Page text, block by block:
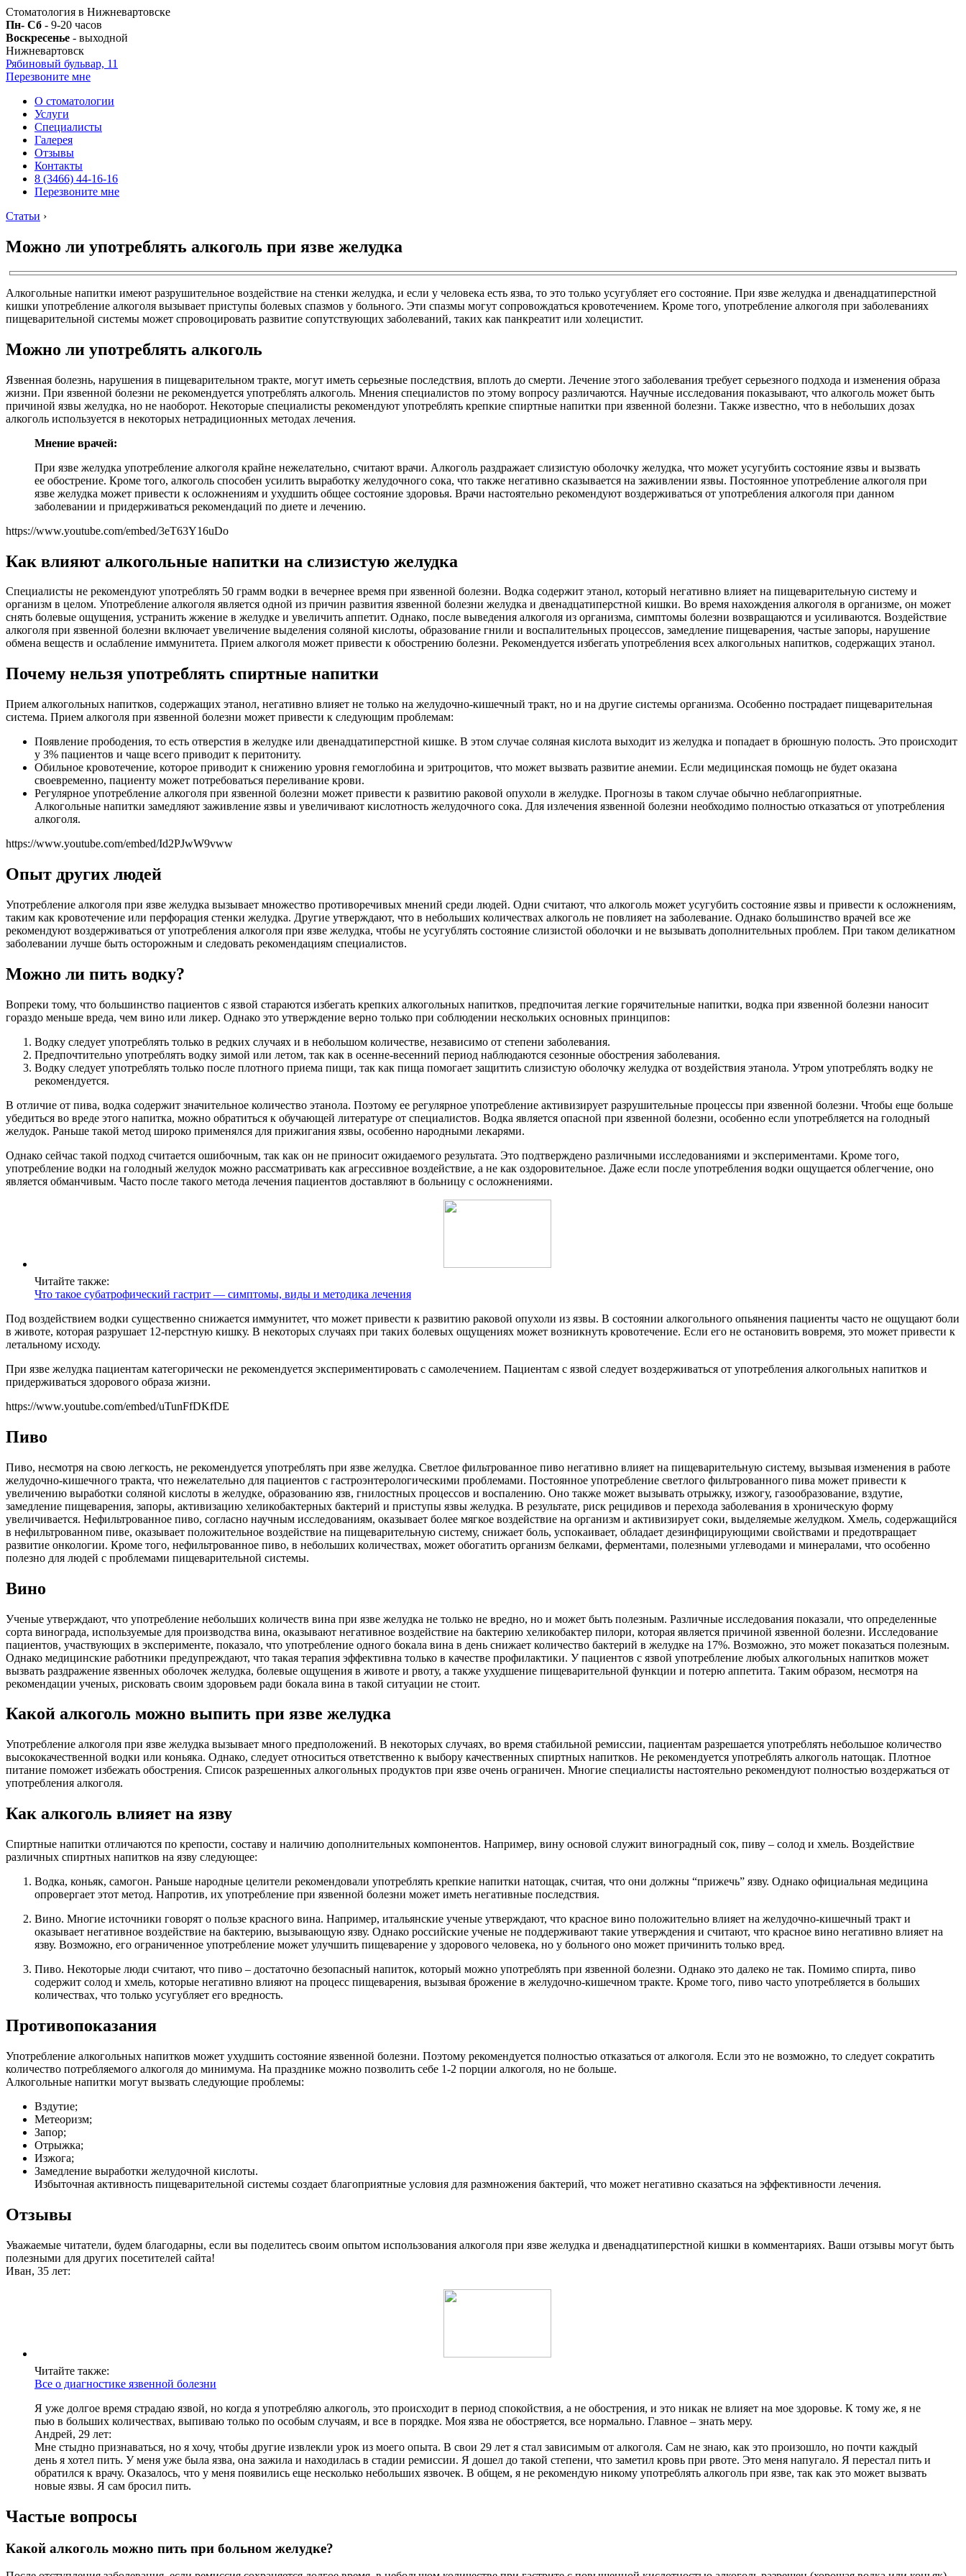
Стоматология в Нижневартовске
Пн- Сб - 9-20 часов
Воскресенье - выходной
Нижневартовск
Рябиновый бульвар, 11
Перезвоните мне
О стоматологии
Услуги
Специалисты
Галерея
Отзывы
Контакты
8 (3466) 44-16-16
Перезвоните мне
Статьи ›
Можно ли употреблять алкоголь при язве желудка
Алкогольные напитки имеют разрушительное воздействие на стенки желудка, и если у человека есть язва, то это только усугубляет его состояние. При язве желудка и двенадцатиперстной
кишки употребление алкоголя вызывает приступы болевых спазмов у больного. Эти спазмы могут сопровождаться кровотечением. Кроме того, употребление алкоголя при заболеваниях
пищеварительной системы может спровоцировать развитие сопутствующих заболеваний, таких как панкреатит или холецистит.
Можно ли употреблять алкоголь
Язвенная болезнь, нарушения в пищеварительном тракте, могут иметь серьезные последствия, вплоть до смерти. Лечение этого заболевания требует серьезного подхода и изменения образа
жизни. При язвенной болезни не рекомендуется употреблять алкоголь. Мнения специалистов по этому вопросу различаются. Научные исследования показывают, что алкоголь может быть
причиной язвы желудка, но не наоборот. Некоторые специалисты рекомендуют употреблять крепкие спиртные напитки при язвенной болезни. Также известно, что в небольших дозах
алкоголь используется в некоторых нетрадиционных методах лечения.
Мнение врачей:
При язве желудка употребление алкоголя крайне нежелательно, считают врачи. Алкоголь раздражает слизистую оболочку желудка, что может усугубить состояние язвы и вызвать
ее обострение. Кроме того, алкоголь способен усилить выработку желудочного сока, что также негативно сказывается на заживлении язвы. Постоянное употребление алкоголя при
язве желудка может привести к осложнениям и ухудшить общее состояние здоровья. Врачи настоятельно рекомендуют воздерживаться от употребления алкоголя при данном
заболевании и придерживаться рекомендаций по диете и лечению.
https://www.youtube.com/embed/3eT63Y16uDo
Как влияют алкогольные напитки на слизистую желудка
Специалисты не рекомендуют употреблять 50 грамм водки в вечернее время при язвенной болезни. Водка содержит этанол, который негативно влияет на пищеварительную систему и
организм в целом. Употребление алкоголя является одной из причин развития язвенной болезни желудка и двенадцатиперстной кишки. Во время нахождения алкоголя в организме, он может
снять болевые ощущения, устранить жжение в желудке и увеличить аппетит. Однако, после выведения алкоголя из организма, симптомы болезни возвращаются и усиливаются. Воздействие
алкоголя при язвенной болезни включает увеличение выделения соляной кислоты, образование гнили и воспалительных процессов, замедление пищеварения, частые запоры, нарушение
обмена веществ и ослабление иммунитета. Прием алкоголя может привести к обострению болезни. Рекомендуется избегать употребления всех алкогольных напитков, содержащих этанол.
Почему нельзя употреблять спиртные напитки
Прием алкогольных напитков, содержащих этанол, негативно влияет не только на желудочно-кишечный тракт, но и на другие системы организма. Особенно пострадает пищеварительная
система. Прием алкоголя при язвенной болезни может привести к следующим проблемам:
Появление прободения, то есть отверстия в желудке или двенадцатиперстной кишке. В этом случае соляная кислота выходит из желудка и попадает в брюшную полость. Это происходит
у 3% пациентов и чаще всего приводит к перитониту.
Обильное кровотечение, которое приводит к снижению уровня гемоглобина и эритроцитов, что может вызвать развитие анемии. Если медицинская помощь не будет оказана
своевременно, пациенту может потребоваться переливание крови.
Регулярное употребление алкоголя при язвенной болезни может привести к развитию раковой опухоли в желудке. Прогнозы в таком случае обычно неблагоприятные.
Алкогольные напитки замедляют заживление язвы и увеличивают кислотность желудочного сока. Для излечения язвенной болезни необходимо полностью отказаться от употребления
алкоголя.
https://www.youtube.com/embed/Id2PJwW9vww
Опыт других людей
Употребление алкоголя при язве желудка вызывает множество противоречивых мнений среди людей. Одни считают, что алкоголь может усугубить состояние язвы и привести к осложнениям,
таким как кровотечение или перфорация стенки желудка. Другие утверждают, что в небольших количествах алкоголь не повлияет на заболевание. Однако большинство врачей все же
рекомендуют воздерживаться от употребления алкоголя при язве желудка, чтобы не усугублять состояние слизистой оболочки и не вызывать дополнительных проблем. При таком деликатном
заболевании лучше быть осторожным и следовать рекомендациям специалистов.
Можно ли пить водку?
Вопреки тому, что большинство пациентов с язвой стараются избегать крепких алкогольных напитков, предпочитая легкие горячительные напитки, водка при язвенной болезни наносит
гораздо меньше вреда, чем вино или ликер. Однако это утверждение верно только при соблюдении нескольких основных принципов:
Водку следует употреблять только в редких случаях и в небольшом количестве, независимо от степени заболевания.
Предпочтительно употреблять водку зимой или летом, так как в осенне-весенний период наблюдаются сезонные обострения заболевания.
Водку следует употреблять только после плотного приема пищи, так как пища помогает защитить слизистую оболочку желудка от воздействия этанола. Утром употреблять водку не
рекомендуется.
В отличие от пива, водка содержит значительное количество этанола. Поэтому ее регулярное употребление активизирует разрушительные процессы при язвенной болезни. Чтобы еще больше
убедиться во вреде этого напитка, можно обратиться к обучающей литературе от специалистов. Водка является опасной при язвенной болезни, особенно если употребляется на голодный
желудок. Раньше такой метод широко применялся для прижигания язвы, особенно народными лекарями.
Однако сейчас такой подход считается ошибочным, так как он не приносит ожидаемого результата. Это подтверждено различными исследованиями и экспериментами. Кроме того,
употребление водки на голодный желудок можно рассматривать как агрессивное воздействие, а не как оздоровительное. Даже если после употребления водки ощущается облегчение, оно
является обманчивым. Часто после такого метода лечения пациентов доставляют в больницу с осложнениями.
Читайте также:
Что такое субатрофический гастрит — симптомы, виды и методика лечения
Под воздействием водки существенно снижается иммунитет, что может привести к развитию раковой опухоли из язвы. В состоянии алкогольного опьянения пациенты часто не ощущают боли
в животе, которая разрушает 12-перстную кишку. В некоторых случаях при таких болевых ощущениях может возникнуть кровотечение. Если его не остановить вовремя, это может привести к
летальному исходу.
При язве желудка пациентам категорически не рекомендуется экспериментировать с самолечением. Пациентам с язвой следует воздерживаться от употребления алкогольных напитков и
придерживаться здорового образа жизни.
https://www.youtube.com/embed/uTunFfDKfDE
Пиво
Пиво, несмотря на свою легкость, не рекомендуется употреблять при язве желудка. Светлое фильтрованное пиво негативно влияет на пищеварительную систему, вызывая изменения в работе
желудочно-кишечного тракта, что нежелательно для пациентов с гастроэнтерологическими проблемами. Постоянное употребление светлого фильтрованного пива может привести к
увеличению выработки соляной кислоты в желудке, образованию язв, гнилостных процессов и воспалению. Оно также может вызывать отрыжку, изжогу, газообразование, вздутие,
замедление пищеварения, запоры, активизацию хеликобактерных бактерий и приступы язвы желудка. В результате, риск рецидивов и перехода заболевания в хроническую форму
увеличивается. Нефильтрованное пиво, согласно научным исследованиям, оказывает более мягкое воздействие на организм и активизирует соки, выделяемые желудком. Хмель, содержащийся
в нефильтрованном пиве, оказывает положительное воздействие на пищеварительную систему, снижает боль, успокаивает, обладает дезинфицирующими свойствами и предотвращает
развитие онкологии. Кроме того, нефильтрованное пиво, в небольших количествах, может обогатить организм белками, ферментами, полезными углеводами и минералами, что особенно
полезно для людей с проблемами пищеварительной системы.
Вино
Ученые утверждают, что употребление небольших количеств вина при язве желудка не только не вредно, но и может быть полезным. Различные исследования показали, что определенные
сорта винограда, используемые для производства вина, оказывают негативное воздействие на бактерию хеликобактер пилори, которая является причиной язвенной болезни. Исследование
пациентов, участвующих в эксперименте, показало, что употребление одного бокала вина в день снижает количество бактерий в желудке на 17%. Возможно, это может показаться полезным.
Однако медицинские работники предупреждают, что такая терапия эффективна только в качестве профилактики. У пациентов с язвой употребление любых алкогольных напитков может
вызвать раздражение язвенных оболочек желудка, болевые ощущения в животе и рвоту, а также ухудшение пищеварительной функции и потерю аппетита. Таким образом, несмотря на
рекомендации ученых, рисковать своим здоровьем ради бокала вина в такой ситуации не стоит.
Какой алкоголь можно выпить при язве желудка
Употребление алкоголя при язве желудка вызывает много предположений. В некоторых случаях, во время стабильной ремиссии, пациентам разрешается употреблять небольшое количество
высококачественной водки или коньяка. Однако, следует относиться ответственно к выбору качественных спиртных напитков. Не рекомендуется употреблять алкоголь натощак. Плотное
питание поможет избежать обострения. Список разрешенных алкогольных продуктов при язве очень ограничен. Многие специалисты настоятельно рекомендуют полностью воздержаться от
употребления алкоголя.
Как алкоголь влияет на язву
Спиртные напитки отличаются по крепости, составу и наличию дополнительных компонентов. Например, вину основой служит виноградный сок, пиву – солод и хмель. Воздействие
различных спиртных напитков на язву следующее:
Водка, коньяк, самогон. Раньше народные целители рекомендовали употреблять крепкие напитки натощак, считая, что они должны “прижечь” язву. Однако официальная медицина
опровергает этот метод. Напротив, их употребление при язвенной болезни может иметь негативные последствия.
Вино. Многие источники говорят о пользе красного вина. Например, итальянские ученые утверждают, что красное вино положительно влияет на желудочно-кишечный тракт и
оказывает негативное воздействие на бактерию, вызывающую язву. Однако российские ученые не поддерживают такие утверждения и считают, что красное вино негативно влияет на
язву. Возможно, его ограниченное употребление может улучшить пищеварение у здорового человека, но у больного оно может причинить только вред.
Пиво. Некоторые люди считают, что пиво – достаточно безопасный напиток, который можно употреблять при язвенной болезни. Однако это далеко не так. Помимо спирта, пиво
содержит солод и хмель, которые негативно влияют на процесс пищеварения, вызывая брожение в желудочно-кишечном тракте. Кроме того, пиво часто употребляется в больших
количествах, что только усугубляет его вредность.
Противопоказания
Употребление алкогольных напитков может ухудшить состояние язвенной болезни. Поэтому рекомендуется полностью отказаться от алкоголя. Если это не возможно, то следует сократить
количество потребляемого алкоголя до минимума. На празднике можно позволить себе 1-2 порции алкоголя, но не больше.
Алкогольные напитки могут вызвать следующие проблемы:
Вздутие;
Метеоризм;
Запор;
Отрыжка;
Изжога;
Замедление выработки желудочной кислоты.
Избыточная активность пищеварительной системы создает благоприятные условия для размножения бактерий, что может негативно сказаться на эффективности лечения.
Отзывы
Уважаемые читатели, будем благодарны, если вы поделитесь своим опытом использования алкоголя при язве желудка и двенадцатиперстной кишки в комментариях. Ваши отзывы могут быть
полезными для других посетителей сайта!
Иван, 35 лет:
Читайте также:
Все о диагностике язвенной болезни
Я уже долгое время страдаю язвой, но когда я употребляю алкоголь, это происходит в период спокойствия, а не обострения, и это никак не влияет на мое здоровье. К тому же, я не
пью в больших количествах, выпиваю только по особым случаям, и все в порядке. Моя язва не обостряется, все нормально. Главное – знать меру.
Андрей, 29 лет:
Мне стыдно признаваться, но я хочу, чтобы другие извлекли урок из моего опыта. В свои 29 лет я стал зависимым от алкоголя. Сам не знаю, как это произошло, но почти каждый
день я хотел пить. У меня уже была язва, она зажила и находилась в стадии ремиссии. Я дошел до такой степени, что заметил кровь при рвоте. Это меня напугало. Я перестал пить и
обратился к врачу. Оказалось, что у меня появились еще несколько небольших язвочек. В общем, я не рекомендую никому употреблять алкоголь при язве, так как это может вызвать
новые язвы. Я сам бросил пить.
Частые вопросы
Какой алкоголь можно пить при больном желудке?